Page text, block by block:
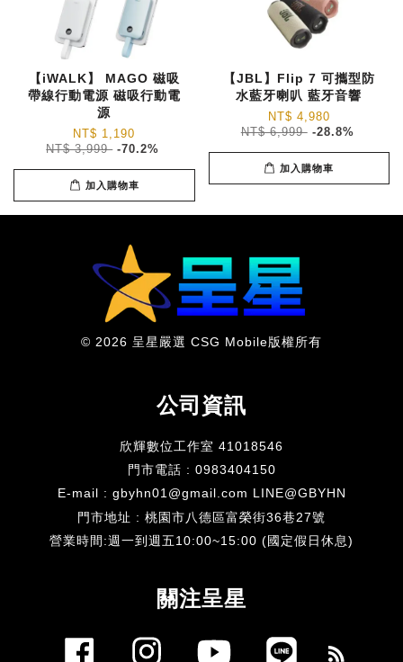
【iWALK】 MAGO 磁吸
帶線行動電源 磁吸行動電
源
NT$ 1,190
NT$ 3,999 -70.2%
加入購物車
【JBL】Flip 7 可攜型防
水藍牙喇叭 藍牙音響
NT$ 4,980
NT$ 6,999 -28.8%
加入購物車
© 2026 呈星嚴選 CSG Mobile版權所有
公司資訊
欣輝數位工作室 41018546
門市電話 : 0983404150
E-mail : gbyhn01@gmail.com LINE@GBYHN
門市地址 : 桃園市八德區富榮街36巷27號
​營業時間:週一到週五10:00~15:00 (國定假日休息)
關注呈星
Facebook Instagram YouTube